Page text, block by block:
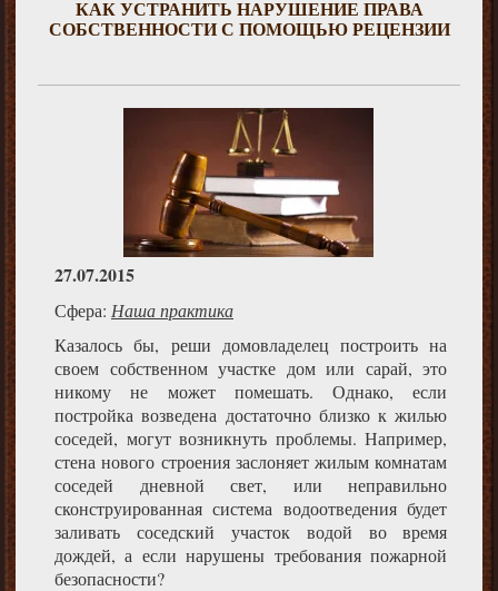
КАК УСТРАНИТЬ НАРУШЕНИЕ ПРАВА
СОБСТВЕННОСТИ С ПОМОЩЬЮ РЕЦЕНЗИИ
27.07.2015
Сфера: Наша практика
Казалось бы, реши домовладелец построить на
своем собственном участке дом или сарай, это
никому не может помешать. Однако, если
постройка возведена достаточно близко к жилью
соседей, могут возникнуть проблемы. Например,
стена нового строения заслоняет жилым комнатам
соседей дневной свет, или неправильно
сконструированная система водоотведения будет
заливать соседский участок водой во время
дождей, а если нарушены требования пожарной
безопасности?